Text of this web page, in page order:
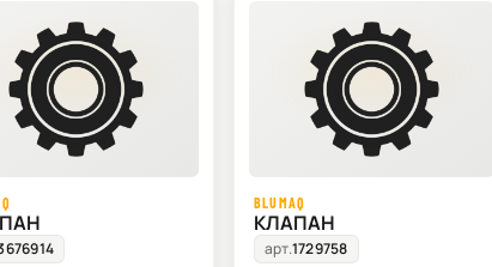
BLUMAQ
КЛАПАН
арт.1729758